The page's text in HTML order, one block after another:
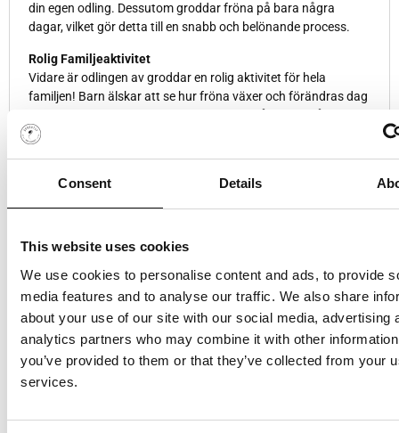
Consent Details
This website uses cookies
We use cookies to personalise content and ads, to provide
media features and to analyse our traffic. We also share
about your use of our site with our social media, advertising
analytics partners who may combine it with other
you’ve provided to them or that they’ve collected from your
services.
din egen odling. Dessutom groddar fröna på bara några
dagar, vilket gör detta till en snabb och belönande process.
Rolig Familjeaktivitet
Vidare är odlingen av groddar en rolig aktivitet för hela
familjen! Barn älskar att se hur fröna växer och förändras dag
utmärkt möjlighet att lära sig om växtlivscykler och
Nyttigt och Näringsrikt
kalorier men rika på näring, vilket gör dem till ett perfekt
odla dina egna groddar kan du säkerställa att de är färska
och fria från bekämpningsmedel, vilket är en stor fördel för din
hälsa.
Sammanfattningsvis är odling av groddar och skott ett enkelt,
roligt och nyttigt sätt att förbättra din kost och njuta av
nyttiga godsaker. Därför, börja din odlingsresa idag och
direkt från ditt hem!